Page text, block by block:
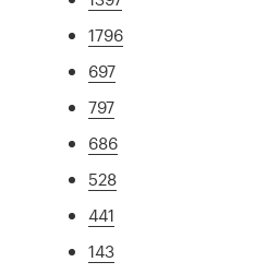
1796
697
797
686
528
441
143